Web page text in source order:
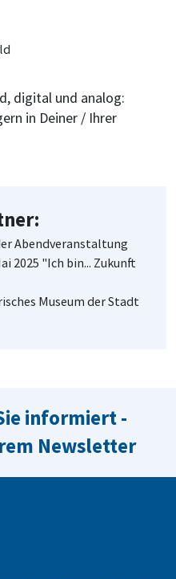
digital und analog:
in Deiner / Ihrer
Abendveranstaltung
2025 "Ich bin... Zukunft
Museum der Stadt
informiert -
Newsletter